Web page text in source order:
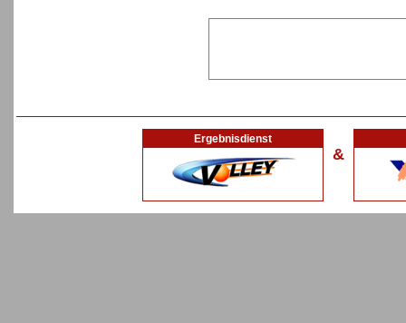
Ergebnisdienst
&